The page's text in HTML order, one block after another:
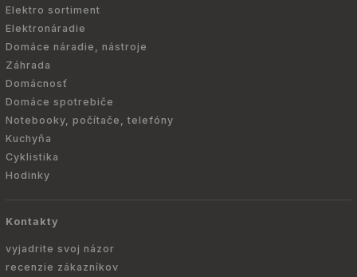
Elektro sortiment
Elektronáradie
Domáce náradie, nástroje
Záhrada
Domácnosť
Domáce spotrebiče
Notebooky, počítače, telefóny
Kuchyňa
Cyklistika
Hodinky
Kontakty
vyjadrite svoj názor
recenzie zákazníkov